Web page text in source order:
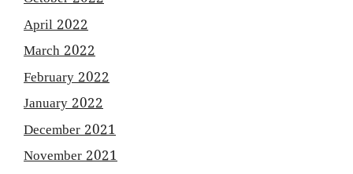
April 2022
March 2022
February 2022
January 2022
December 2021
November 2021